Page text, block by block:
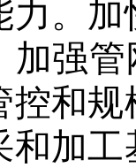
力。
加强
控和
和加